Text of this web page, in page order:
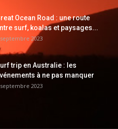
Ocean Road : une route
surf, koalas et paysages...
2023
trip en Australie : les
à ne pas manquer
2023